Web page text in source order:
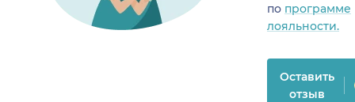
по программе
лояльности.
Оставить
отзыв